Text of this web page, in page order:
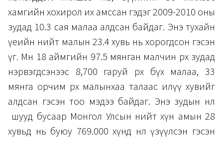
хамгийн хохирол их амссан гэдэг 2009-2010 оны
зудад 10.3 сая малаа алдсан байдаг. Энэ тухайн
үеийн нийт малын 23.4 хувь нь хорогдсон гэсэн
үг. Мөн 18 аймгийн 97.5 мянган малчин өрх зудад
нэрвэгдсэнээс 8,700 гаруй өрх бүх малаа, 33
мянга орчим өрх малынхаа талаас илүү хувийг
алдсан гэсэн тоо мэдээ байдаг. Энэ зудын нөлөө
шууд бусаар Монгол Улсын нийт хүн амын 28
хувьд нь буюу 769.000 хүнд нөлөө үзүүлсэн гэсэн